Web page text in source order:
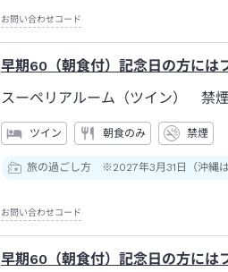
お問い合わせコード
早期60（朝食付）記念日の方には
スーペリアルーム（ツイン） 禁煙
ツイン 朝食のみ 禁煙
旅の過ごし方 ※2027年3月31日（沖縄
お問い合わせコード
早期60（朝食付）記念日の方には